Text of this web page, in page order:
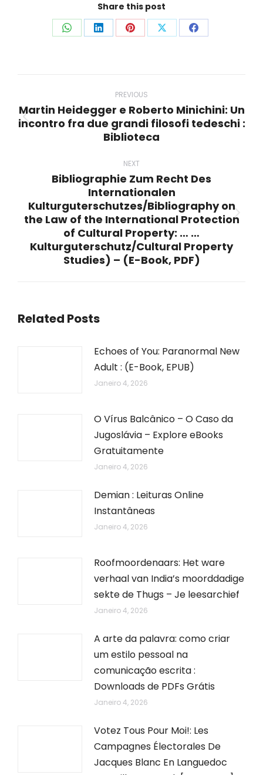
Share this post
Share Share Share Share Share
PREVIOUS
Previous
post:
Martin Heidegger e Roberto Minichini: Un
incontro fra due grandi filosofi tedeschi :
Biblioteca
NEXT
Next
post:
Bibliographie Zum Recht Des
Internationalen
Kulturguterschutzes/Bibliography on
the Law of the International Protection
of Cultural Property: … …
Kulturguterschutz/Cultural Property
Studies) – (E-Book, PDF)
Related Posts
Echoes of You: Paranormal New
Adult : (E-Book, EPUB)
Janeiro 4, 2026
O Vírus Balcânico – O Caso da
Jugoslávia – Explore eBooks
Gratuitamente
Janeiro 4, 2026
Demian : Leituras Online
Instantâneas
Janeiro 4, 2026
Roofmoordenaars: Het ware
verhaal van India’s moorddadige
sekte de Thugs – Je leesarchief
Janeiro 4, 2026
A arte da palavra: como criar
um estilo pessoal na
comunicação escrita :
Downloads de PDFs Grátis
Janeiro 4, 2026
Votez Tous Pour Moi!: Les
Campagnes Électorales De
Jacques Blanc En Languedoc